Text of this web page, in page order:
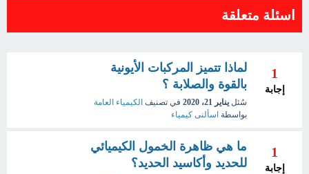
اسئلة متعلقة
1
إجابة
لماذا تتميز المركبات الأيونية
بالقوة والصلابة ؟
سُئل يناير 21، 2020 في تصنيف الكيمياء العامة
بواسطة اسألنى كيمياء
1
إجابة
ما هي ظاهرة الخمول الكيميائي
للحديد وأكاسيد الحديد؟